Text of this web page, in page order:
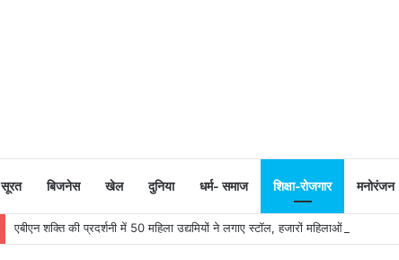
सूरत बिजनेस खेल दुनिया धर्म- समाज शिक्षा-रोजगार मनोरंजन
एबीएन शक्ति की प्रदर्शनी में 50 महिला उद्यमियों ने लगाए स्टॉल, हजारों महिलाओं ने की खरीदारी